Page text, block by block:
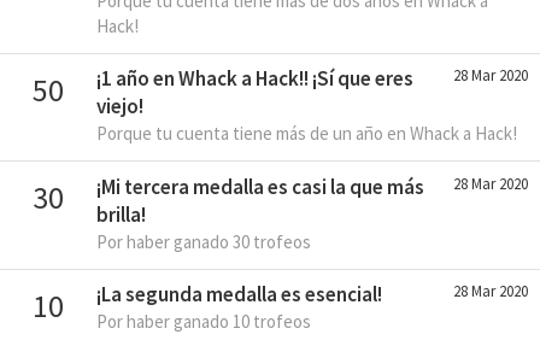
Hack!
50 28 Mar 2020
¡1 año en Whack a Hack!! ¡Sí que eres
viejo!
Porque tu cuenta tiene más de un año en Whack a Hack!
30 28 Mar 2020
¡Mi tercera medalla es casi la que más
brilla!
Por haber ganado 30 trofeos
10 28 Mar 2020
¡La segunda medalla es esencial!
Por haber ganado 10 trofeos